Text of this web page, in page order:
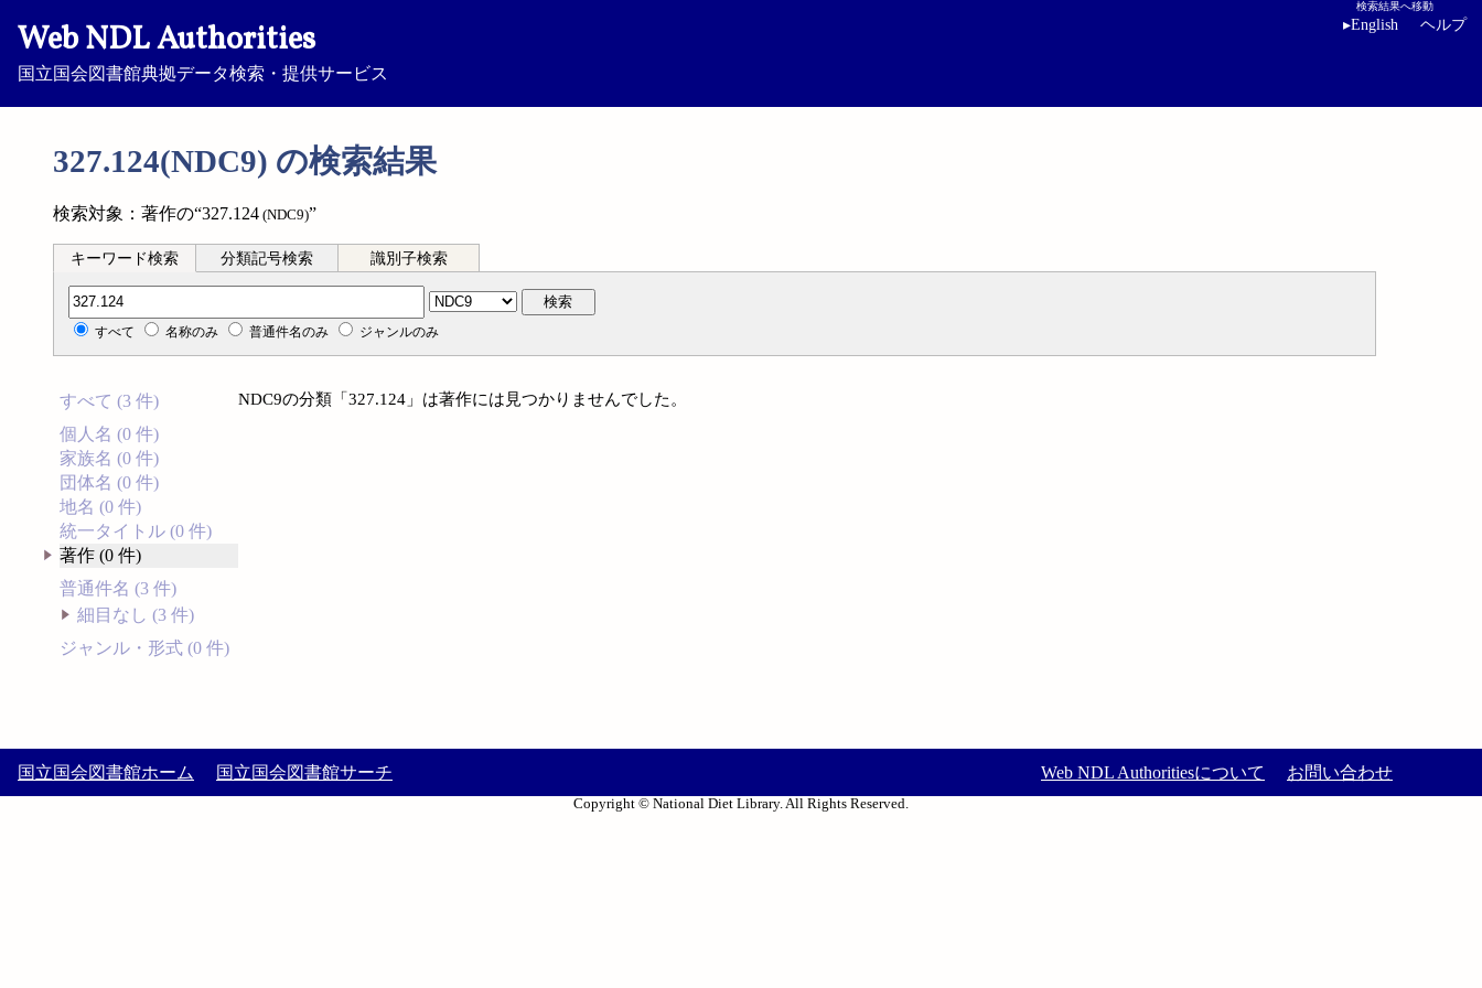
Web NDL Authorities
国立国会図書館典拠データ検索・提供サービス
検索結果へ移動
▸English ヘルプ
327.124(NDC9) の検索結果
検索対象：著作の“327.124 (NDC9)”
キーワード検索 分類記号検索 識別子検索
分類記号検索 検索
すべて 名称のみ 普通件名のみ ジャンルのみ
すべて (3 件)
個人名 (0 件)
家族名 (0 件)
団体名 (0 件)
地名 (0 件)
統一タイトル (0 件)
著作 (0 件)
普通件名 (3 件)
細目なし (3 件)
ジャンル・形式 (0 件)
NDC9の分類「327.124」は著作には見つかりませんでした。
国立国会図書館ホーム 国立国会図書館サーチ Web NDL Authoritiesについて お問い合わせ
Copyright © National Diet Library. All Rights Reserved.